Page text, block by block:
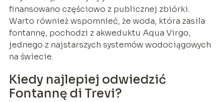
finansowano częściowo z publicznej zbiórki.
Warto również wspomnieć, że woda, która zasila
fontannę, pochodzi z akweduktu Aqua Virgo,
jednego z najstarszych systemów wodociągowych
na świecie.
Kiedy najlepiej odwiedzić
Fontannę di Trevi?